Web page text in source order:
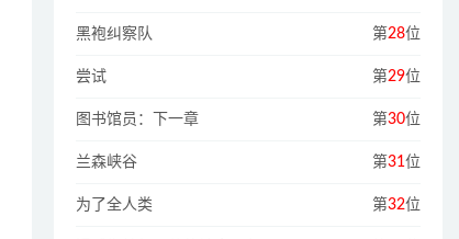
黑袍纠察队 第28位
尝试 第29位
图书馆员：下一章 第30位
兰森峡谷 第31位
为了全人类 第32位